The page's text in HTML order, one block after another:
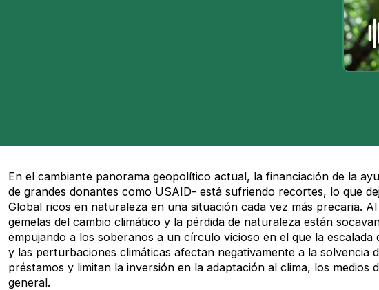
En el cambiante panorama geopolítico actual, la financiación de la
de grandes donantes como USAID- está sufriendo recortes, lo que
Global ricos en naturaleza en una situación cada vez más precaria.
gemelas del cambio climático y la pérdida de naturaleza están
empujando a los soberanos a un círculo vicioso en el que la escalada
y las perturbaciones climáticas afectan negativamente a la solvencia
préstamos y limitan la inversión en la adaptación al clima, los medios
general.